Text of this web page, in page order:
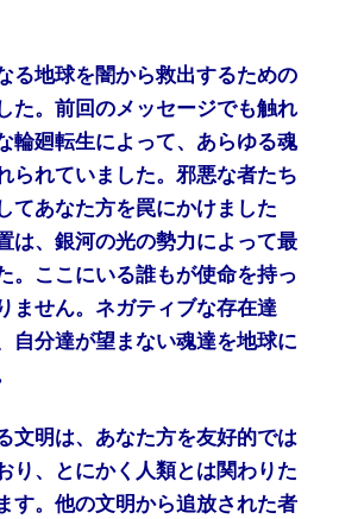
る地球を闇から救出するための
た。前回のメッセージでも触れ
輪廻転生によって、あらゆる魂
られていました。邪悪な者たち
てあなた方を罠にかけました
は、銀河の光の勢力によって最
。ここにいる誰もが使命を持っ
ません。ネガティブな存在達
自分達が望まない魂達を地球に
文明は、あなた方を友好的では
り、とにかく人類とは関わりた
す。他の文明から追放された者